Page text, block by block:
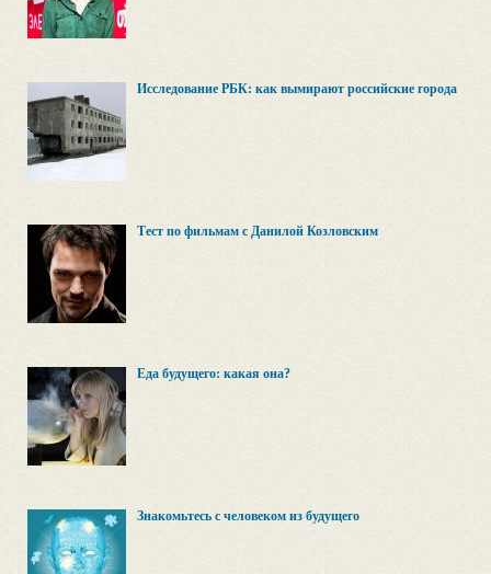
Исследование РБК: как вымирают российские города
Тест по фильмам с Данилой Козловским
Еда будущего: какая она?
Знакомьтесь с человеком из будущего